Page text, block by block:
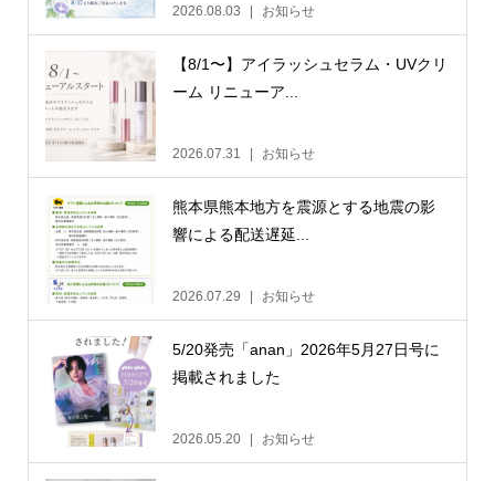
2026.08.03 お知らせ
【8/1〜】アイラッシュセラム・UVクリ
ーム リニューア...
2026.07.31 お知らせ
熊本県熊本地方を震源とする地震の影
響による配送遅延...
2026.07.29 お知らせ
5/20発売「anan」2026年5月27日号に
掲載されました
2026.05.20 お知らせ